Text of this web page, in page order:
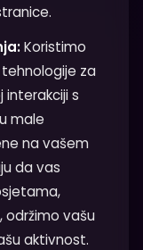
Koristimo
za
interakciji s
male
na vašem
da vas
vašu
aktivnost.